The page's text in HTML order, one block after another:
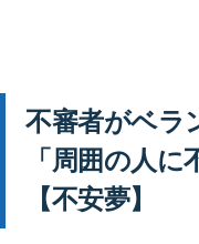
不審者がベラ
「周囲の人に
【不安夢】